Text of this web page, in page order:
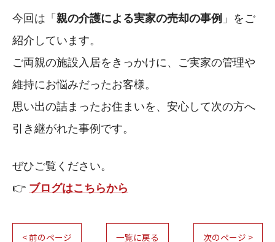
今回は「 親の介護による実家の売却の事例 」をご
紹介しています。
ご両親の施設入居をきっかけに、ご実家の管理や
維持にお悩みだったお客様。
思い出の詰まったお住まいを、安心して次の方へ
引き継がれた事例です。
ぜひご覧ください。
👉 ブログはこちらから
< 前のページ 一覧に戻る 次のページ >